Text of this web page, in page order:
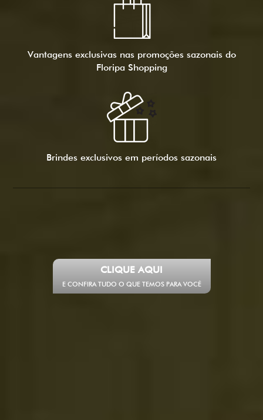
Vantagens exclusivas nas promoções sazonais do
Floripa Shopping
Brindes exclusivos em períodos sazonais
CLIQUE AQUI
E CONFIRA TUDO O QUE TEMOS PARA VOCÊ